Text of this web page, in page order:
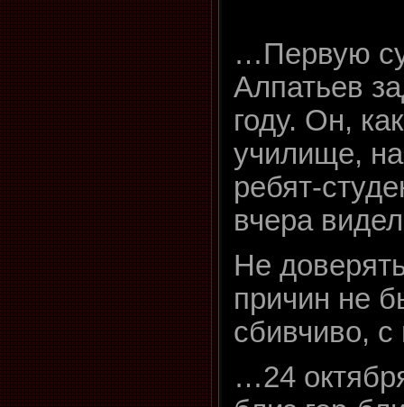
…Первую
Алпатьев
году. Он,
училище,
ребят-
вчера
Не
причин не
сбивчиво,
…24